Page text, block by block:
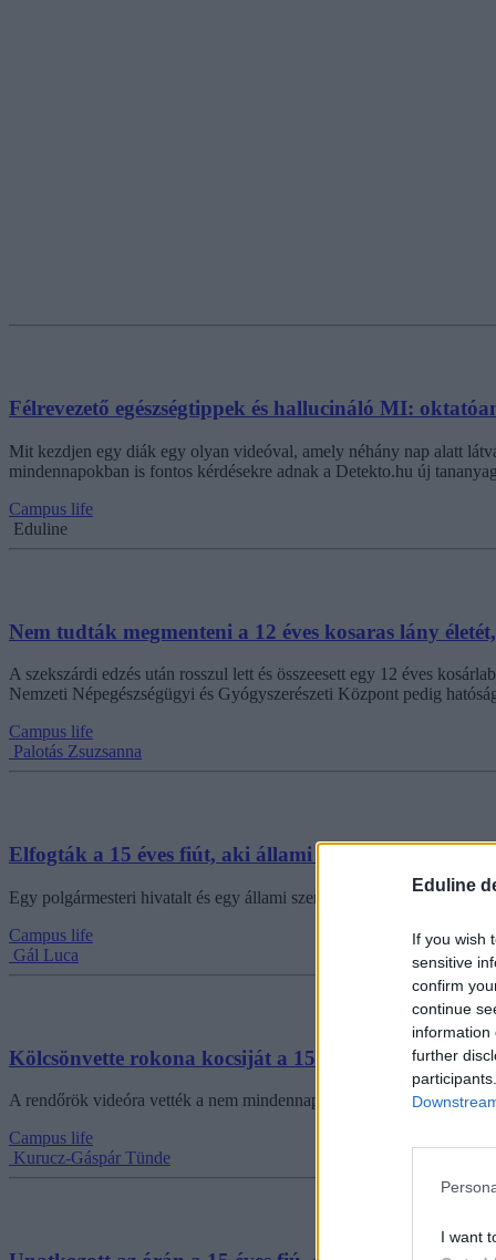
Eduline
If you wish
sensitive
confirm
continue
information
further
I want
Félrevezető egészségtippek és hallucináló MI:
Mit kezdjen egy diák egy olyan videóval, amely néhány nap alatt
mindennapokban is fontos kérdésekre adnak a Detekto.hu új
Campus life
Eduline
Nem tudták megmenteni a 12 éves kosaras lány
A szekszárdi edzés után rosszul lett és összeesett egy 12 éves
Nemzeti Népegészségügyi és Gyógyszerészeti Központ pedig
Campus life
Palotás Zsuzsanna
Elfogták a 15 éves fiút, aki állami informatikai
Egy polgármesteri hivatalt és egy állami szervezetet érintő
Campus life
Gál Luca
Kölcsönvette rokona kocsiját a 15 éves, a sötétben
A rendőrök videóra vették a nem mindennapi autós üldözést.
Campus life
Kurucz-Gáspár Tünde